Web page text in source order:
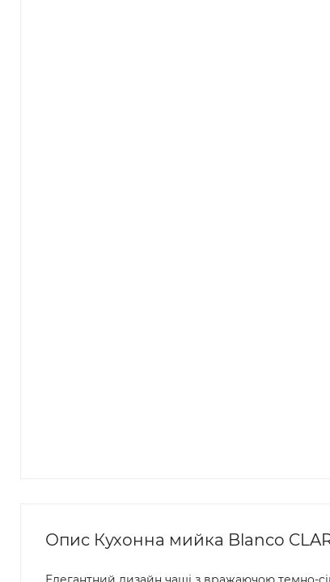
Опис Кухонна мийка Blanco